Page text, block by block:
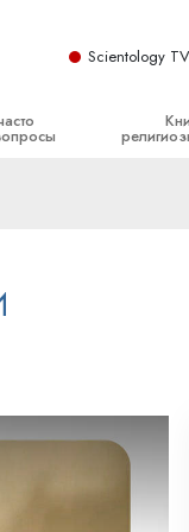
Scientology TV
Шкала